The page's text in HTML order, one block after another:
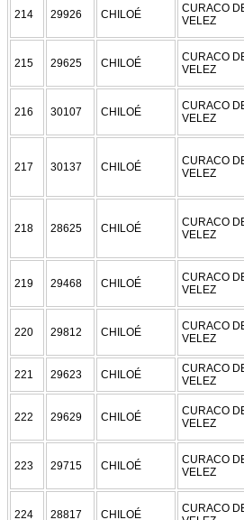
214 29926 CHILOÉ
CURACO
VELEZ
215 29625 CHILOÉ
CURACO
VELEZ
216 30107 CHILOÉ
CURACO
VELEZ
217 30137 CHILOÉ
CURACO
VELEZ
218 28625 CHILOÉ
CURACO
VELEZ
219 29468 CHILOÉ
CURACO
VELEZ
220 29812 CHILOÉ
CURACO
VELEZ
221 29623 CHILOÉ
CURACO
VELEZ
222 29629 CHILOÉ
CURACO
VELEZ
223 29715 CHILOÉ
CURACO
VELEZ
224 28817 CHILOÉ
CURACO